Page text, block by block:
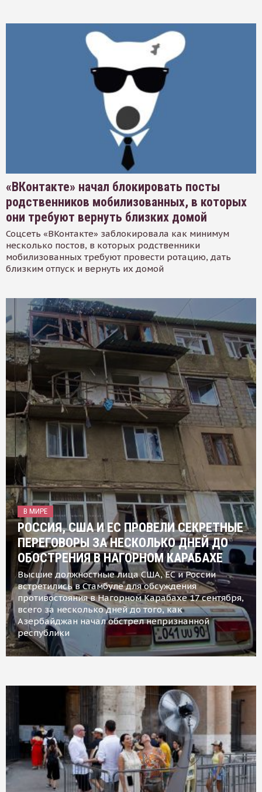
«ВКонтакте» начал блокировать посты
родственников мобилизованных, в которых
они требуют вернуть близких домой
Соцсеть «ВКонтакте» заблокировала как минимум
несколько постов, в которых родственники
мобилизованных требуют провести ротацию, дать
близким отпуск и вернуть их домой
В МИРЕ
РОССИЯ, США И ЕС ПРОВЕЛИ СЕКРЕТНЫЕ
ПЕРЕГОВОРЫ ЗА НЕСКОЛЬКО ДНЕЙ ДО
ОБОСТРЕНИЯ В НАГОРНОМ КАРАБАХЕ
Высшие должностные лица США, ЕС и России
встретились в Стамбуле для обсуждения
противостояния в Нагорном Карабахе 17 сентября,
всего за несколько дней до того, как
Азербайджан начал обстрел непризнанной
республики